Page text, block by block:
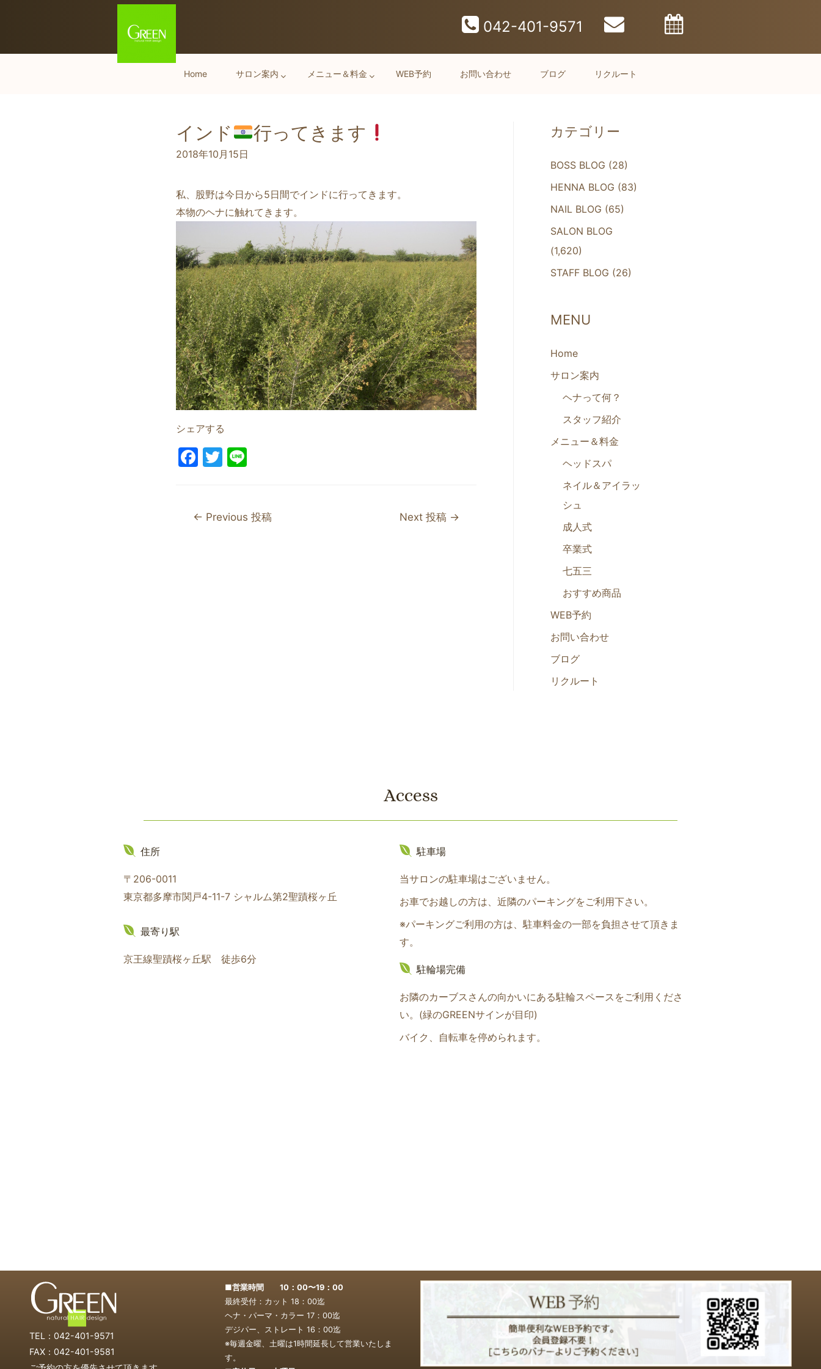
042-401-9571
Home サロン案内 メニュー＆料金 WEB予約 お問い合わせ ブログ リクルート
インド 行ってきます
2018年10月15日
私、股野は今日から5日間でインドに行ってきます。
本物のヘナに触れてきます。
シェアする
F
e
T
er
← Previous 投稿 Next 投稿 →
カテゴリー
BOSS BLOG (28)
HENNA BLOG (83)
NAIL BLOG (65)
SALON BLOG
(1,620)
STAFF BLOG (26)
MENU
Home
サロン案内
ヘナって何？
スタッフ紹介
メニュー＆料金
ヘッドスパ
ネイル＆アイラッ
シュ
成人式
卒業式
七五三
おすすめ商品
WEB予約
お問い合わせ
ブログ
リクルート
Access
住所
〒206-0011
東京都多摩市関戸4-11-7 シャルム第2聖蹟桜ヶ丘
最寄り駅
京王線聖蹟桜ヶ丘駅 徒歩6分
駐車場
当サロンの駐車場はございません。
お車でお越しの方は、近隣のパーキングをご利用下さい。
※パーキングご利用の方は、駐車料金の一部を負担させて頂きま
す。
駐輪場完備
お隣のカーブスさんの向かいにある駐輪スペースをご利用くださ
い。(緑のGREENサインが目印)
バイク、自転車を停められます。
TEL：042-401-9571
FAX：042-401-9581
■営業時間 10：00〜19：00
最終受付：カット 18：00迄
ヘナ・パーマ・カラー 17：00迄
デジパー、ストレート 16：00迄
※毎週金曜、土曜は1時間延長して営業いたしま
す。